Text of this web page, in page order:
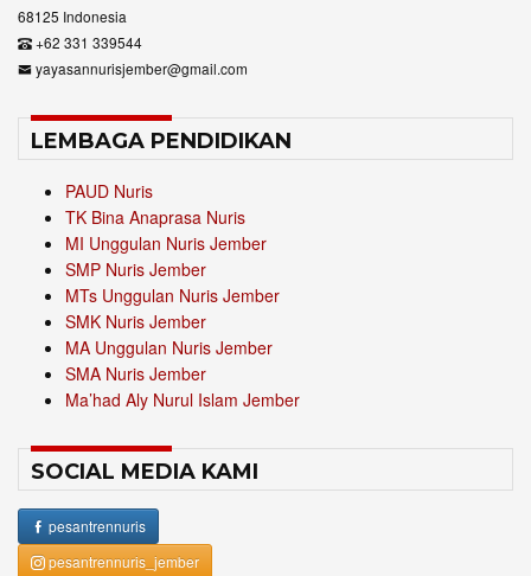
68125 Indonesia
+62 331 339544
yayasannurisjember@gmail.com
LEMBAGA PENDIDIKAN
PAUD Nuris
TK Bina Anaprasa Nuris
MI Unggulan Nuris Jember
SMP Nuris Jember
MTs Unggulan Nuris Jember
SMK Nuris Jember
MA Unggulan Nuris Jember
SMA Nuris Jember
Ma’had Aly Nurul Islam Jember
SOCIAL MEDIA KAMI
pesantrennuris
pesantrennuris_jember